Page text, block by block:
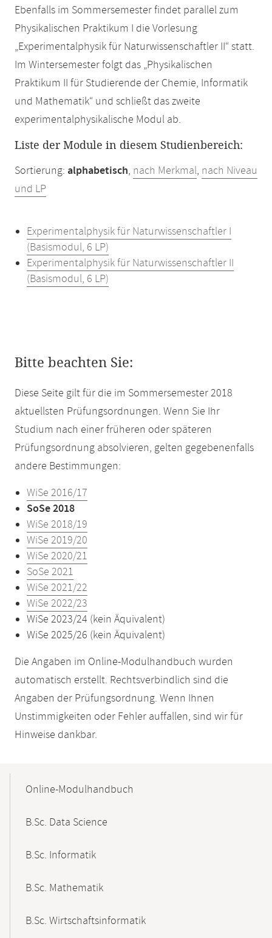
Ebenfalls im Sommersemester findet parallel zum
Physikalischen Praktikum I die Vorlesung
„Experimentalphysik für Naturwissenschaftler II“ statt.
Im Wintersemester folgt das „Physikalischen
Praktikum II für Studierende der Chemie, Informatik
und Mathematik“ und schließt das zweite
experimentalphysikalische Modul ab.
Liste der Module in diesem Studienbereich:
Sortierung: alphabetisch, nach Merkmal, nach Niveau
und LP
Experimentalphysik für Naturwissenschaftler I
(Basismodul, 6 LP)
Experimentalphysik für Naturwissenschaftler II
(Basismodul, 6 LP)
Bitte beachten Sie:
Diese Seite gilt für die im Sommersemester 2018
aktuellsten Prüfungsordnungen. Wenn Sie Ihr
Studium nach einer früheren oder späteren
Prüfungsordnung absolvieren, gelten gegebenenfalls
andere Bestimmungen:
WiSe 2016/17
SoSe 2018
WiSe 2018/19
WiSe 2019/20
WiSe 2020/21
SoSe 2021
WiSe 2021/22
WiSe 2022/23
WiSe 2023/24 (kein Äquivalent)
WiSe 2025/26 (kein Äquivalent)
Die Angaben im Online-Modulhandbuch wurden
automatisch erstellt. Rechtsverbindlich sind die
Angaben der Prüfungsordnung. Wenn Ihnen
Unstimmigkeiten oder Fehler auffallen, sind wir für
Hinweise dankbar.
NavigationOnline-Modulhandbuch
B.Sc. Data Science
B.Sc. Informatik
B.Sc. Mathematik
B.Sc. Wirtschaftsinformatik